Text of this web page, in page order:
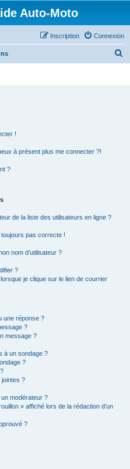
Auto-Moto
Connexion
Inscription
!
à présent plus me connecter ?!
?
de la liste des utilisateurs en ligne ?
toujours pas correcte !
nom d’utilisateur ?
?
je clique sur le lien de courrier
une réponse ?
?
message ?
à un sondage ?
?
jointes ?
modérateur ?
» affiché lors de la rédaction d’un
?